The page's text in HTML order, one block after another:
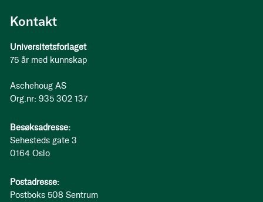
Kontakt
Universitetsforlaget
75 år med kunnskap
Aschehoug AS
Org.nr: 935 302 137
Besøksadresse:
Sehesteds gate 3
0164 Oslo
Postadresse:
Postboks 508 Sentrum